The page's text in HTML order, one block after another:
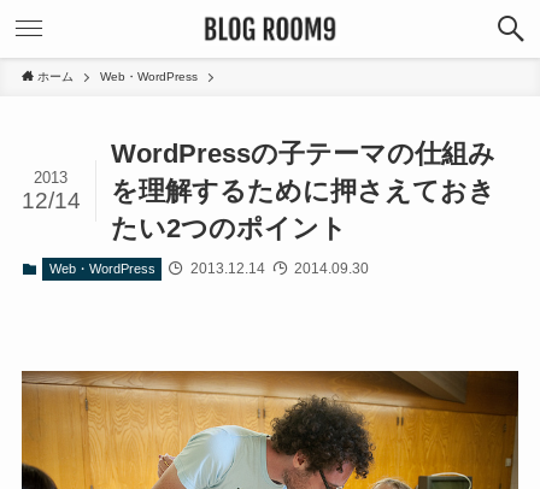
ホーム Web・WordPress
WordPressの子テーマの仕組み
を理解するために押さえておき
たい2つのポイント
2013
12/14
Web・WordPress 2013.12.14 2014.09.30